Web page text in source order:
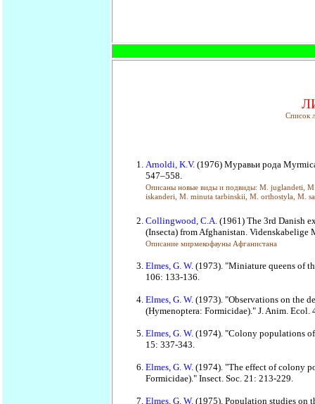
Список
Arnoldi, K.V. (1976) Муравьи рода
547–558.
Описаны новые виды и подвиды: M. juglandeti,
iskanderi, M. minuta tarbinskii, M. orthostyla, M.
Collingwood, C.A.(1961) The 3rd Danish
(Insecta) from Afghanistan. Videnskabelige
Описание мирмекофауны Афганистана
Elmes, G. W.(1973). "Miniature queens of
106: 133-136.
Elmes, G. W.(1973). "Observations on the
(Hymenoptera: Formicidae)." J. Anim. Ecol.
Elmes, G. W.(1974). "Colony populations
15: 337-343.
Elmes, G. W.(1974). "The effect of colony
Formicidae)." Insect. Soc. 21: 213-229.
Elmes, G. W.(1975). Population studies on